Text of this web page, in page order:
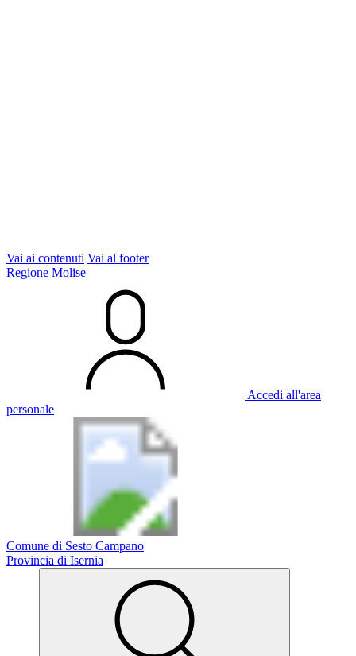
Vai ai contenuti Vai al footer
Regione Molise
Accedi all'area
personale
Comune di Sesto Campano
Provincia di Isernia